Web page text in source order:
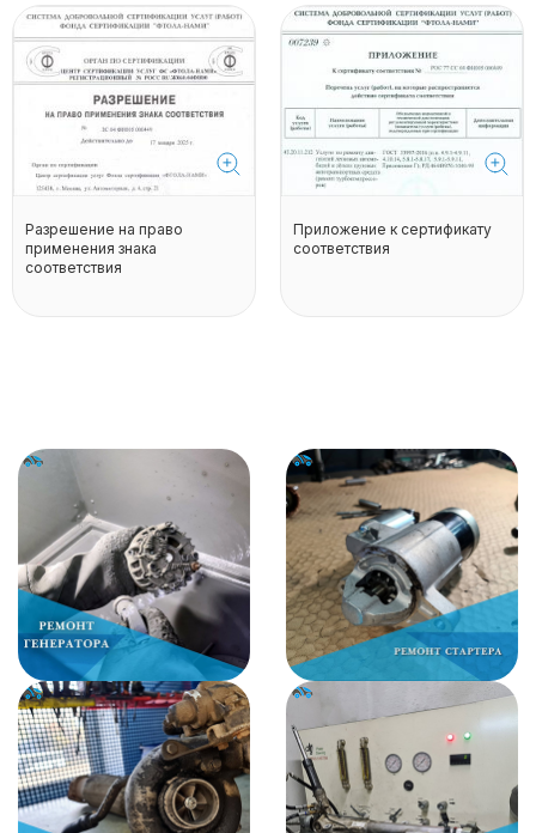
Разрешение на право
применения знака
соответствия
Приложение к сертификату
соответствия